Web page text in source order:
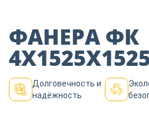
Декор
Изоляция
ФАНЕРА ФК
Долговечность и
надёжность